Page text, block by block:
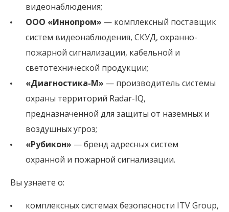
видеонаблюдения;
ООО «Иннопром» — комплексный поставщик
систем видеонаблюдения, СКУД, охранно-
пожарной сигнализации, кабельной и
светотехнической продукции;
«Диагностика-М» — производитель системы
охраны территорий Radar-IQ,
предназначенной для защиты от наземных и
воздушных угроз;
«Рубикон» — бренд адресных систем
охранной и пожарной сигнализации.
Вы узнаете о:
комплексных системах безопасности ITV Group,